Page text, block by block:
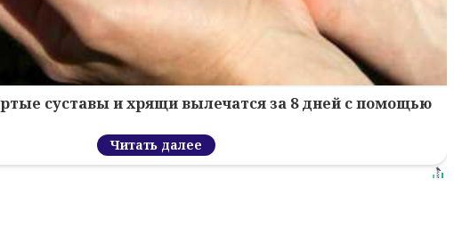
суставы и хрящи вылечатся за 8 дней с помощью
Читать далее